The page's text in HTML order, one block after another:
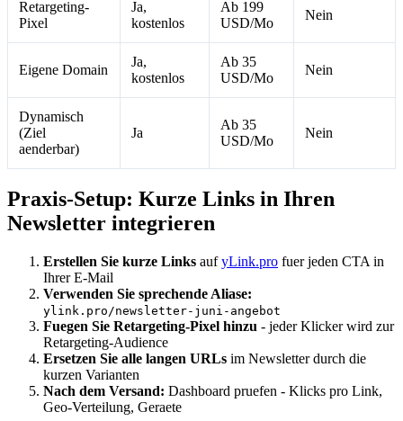
Retargeting-
Pixel
Ja,
kostenlos
Ab 199
USD/Mo
Nein
Eigene Domain
Ja,
kostenlos
Ab 35
USD/Mo
Nein
Dynamisch
(Ziel
aenderbar)
Ja
Ab 35
USD/Mo
Nein
Praxis-Setup: Kurze Links in Ihren
Newsletter integrieren
Erstellen Sie kurze Links aufyLink.pro fuer jeden CTA in
Ihrer E-Mail
Verwenden Sie sprechende Aliase:
ylink.pro/newsletter-juni-angebot
Fuegen Sie Retargeting-Pixel hinzu - jeder Klicker wird zur
Retargeting-Audience
Ersetzen Sie alle langen URLs im Newsletter durch die
kurzen Varianten
Nach dem Versand: Dashboard pruefen - Klicks pro Link,
Geo-Verteilung, Geraete